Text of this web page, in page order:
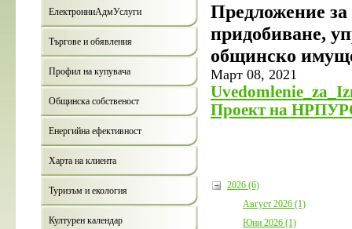
ЕлектронниАдмУслуги
Търгове и обявления
Профил на купувача
Общинска собственост
Енергийна ефективност
Харта на клиента
Туризъм и екология
Културен календар
Предложение за
придобиване,
общинско
Март 08, 2021
Проект на
2026 (6)
Август 2026 (1)
Юни 2026 (1)